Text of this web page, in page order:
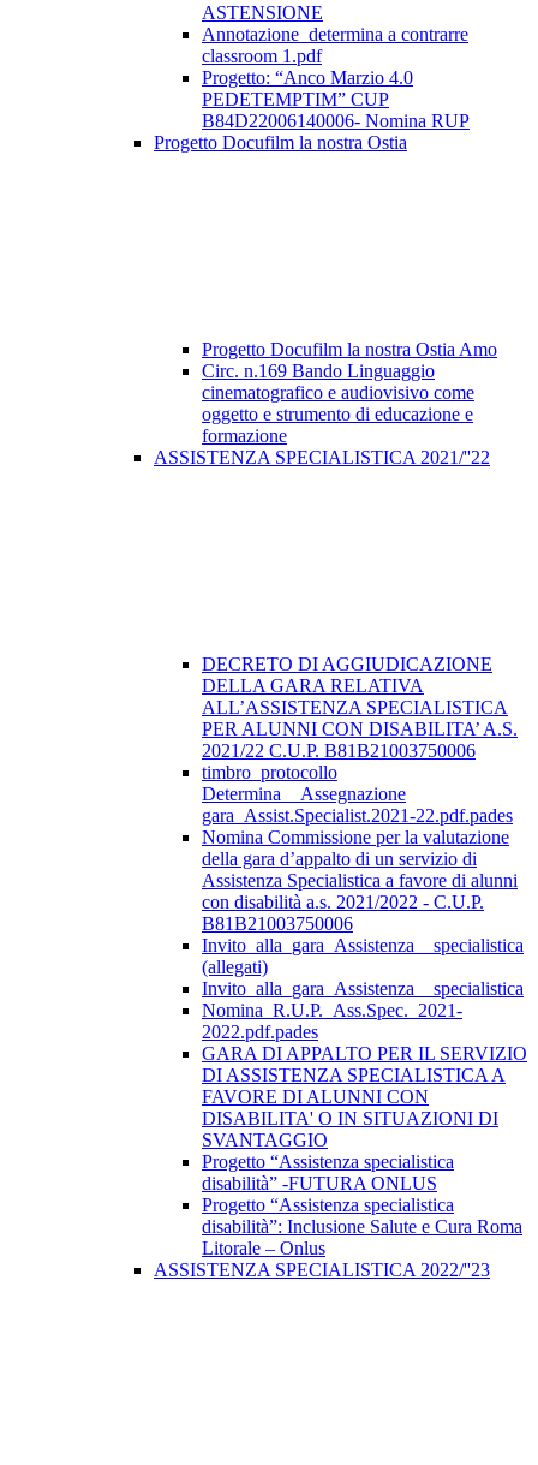
ASTENSIONE
Annotazione_determina a contrarre
classroom 1.pdf
Progetto: “Anco Marzio 4.0
PEDETEMPTIM” CUP
B84D22006140006- Nomina RUP
Progetto Docufilm la nostra Ostia
Progetto Docufilm la nostra Ostia Amo
Circ. n.169 Bando Linguaggio
cinematografico e audiovisivo come
oggetto e strumento di educazione e
formazione
ASSISTENZA SPECIALISTICA 2021/''22
DECRETO DI AGGIUDICAZIONE
DELLA GARA RELATIVA
ALL’ASSISTENZA SPECIALISTICA
PER ALUNNI CON DISABILITA’ A.S.
2021/22 C.U.P. B81B21003750006
timbro_protocollo
Determina__Assegnazione
gara_Assist.Specialist.2021-22.pdf.pades
Nomina Commissione per la valutazione
della gara d’appalto di un servizio di
Assistenza Specialistica a favore di alunni
con disabilità a.s. 2021/2022 - C.U.P.
B81B21003750006
Invito_alla_gara_Assistenza__specialistica
(allegati)
Invito_alla_gara_Assistenza__specialistica
Nomina_R.U.P._Ass.Spec._2021-
2022.pdf.pades
GARA DI APPALTO PER IL SERVIZIO
DI ASSISTENZA SPECIALISTICA A
FAVORE DI ALUNNI CON
DISABILITA' O IN SITUAZIONI DI
SVANTAGGIO
Progetto “Assistenza specialistica
disabilità” -FUTURA ONLUS
Progetto “Assistenza specialistica
disabilità”: Inclusione Salute e Cura Roma
Litorale – Onlus
ASSISTENZA SPECIALISTICA 2022/''23